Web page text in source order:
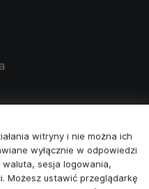
- 19:00
witryny i nie można ich
wyłącznie w odpowiedzi
waluta, sesja logowania,
Możesz ustawić przeglądarkę